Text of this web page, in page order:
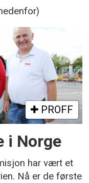
PROFF
i Norge
har vært et
Nå er de første